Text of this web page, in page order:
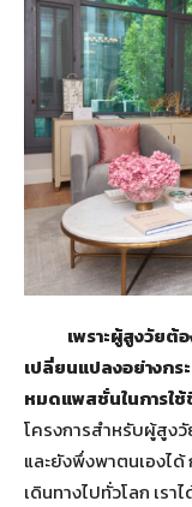
เพราะผู้สูงวัยต้
เปลี่ยนแปลงอย่างกร
หมดแพสชั่นในการใ
โครงการสำหรับผู้สูง
และยังพึ่งพาตนเองได้
เดินทางไปทั่วโลก เรา